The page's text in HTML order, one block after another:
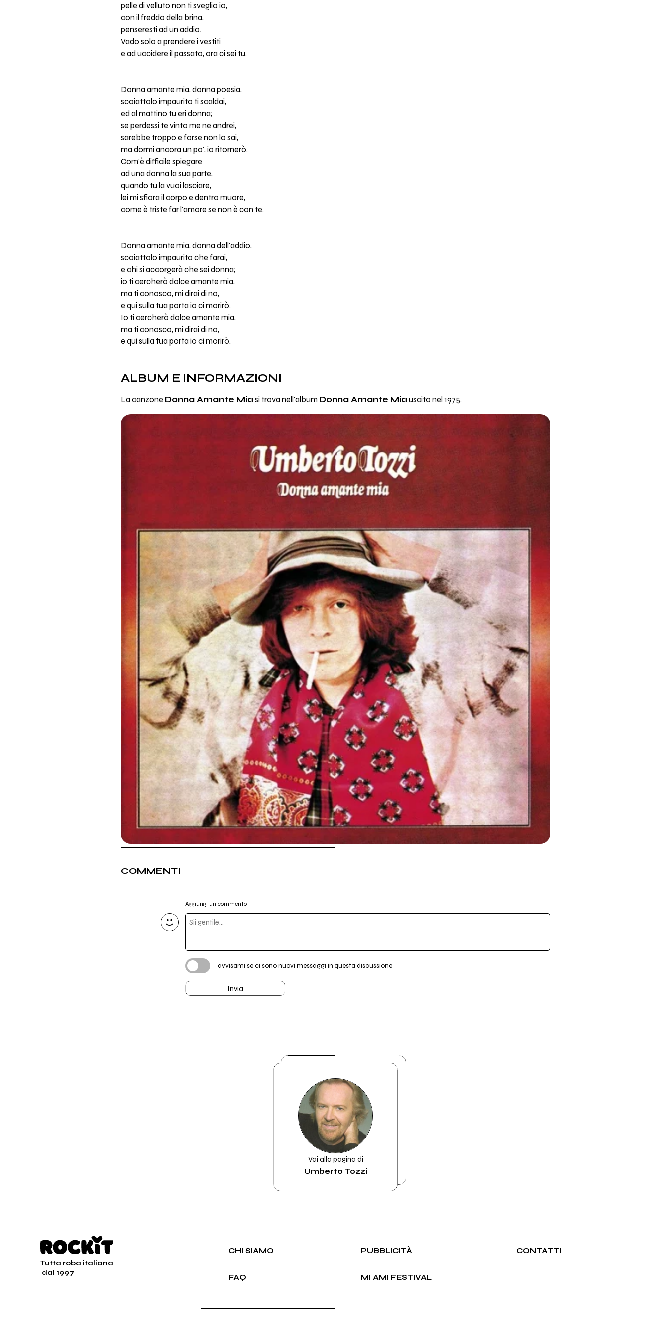
pelle di velluto non ti sveglio io,
con il freddo della brina,
penseresti ad un addio.
Vado solo a prendere i vestiti
e ad uccidere il passato, ora ci sei tu.
Donna amante mia, donna poesia,
scoiattolo impaurito ti scaldai,
ed al mattino tu eri donna;
se perdessi te vinto me ne andrei,
sarebbe troppo e forse non lo sai,
ma dormi ancora un po', io ritornerò.
Com'è difficile spiegare
ad una donna la sua parte,
quando tu la vuoi lasciare,
lei mi sfiora il corpo e dentro muore,
come è triste far l'amore se non è con te.
Donna amante mia, donna dell'addio,
scoiattolo impaurito che farai,
e chi si accorgerà che sei donna;
io ti cercherò dolce amante mia,
ma ti conosco, mi dirai di no,
e qui sulla tua porta io ci morirò.
Io ti cercherò dolce amante mia,
ma ti conosco, mi dirai di no,
e qui sulla tua porta io ci morirò.
ALBUM E INFORMAZIONI
La canzone Donna Amante Miasi trova nell'album Donna Amante Miauscito nel 1975.
COMMENTI
Aggiungi un commento
avvisami se ci sono nuovi messaggi in questa discussione
Invia
Vai alla pagina di
Umberto Tozzi
Tutta roba italiana
dal 1997
CHI SIAMO PUBBLICITÀ CONTATTI
FAQ MI AMI FESTIVAL